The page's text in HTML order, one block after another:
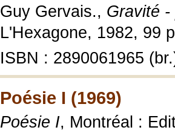
Guy Gervais., Gravité -
L'Hexagone, 1982, 99
ISBN : 2890061965
Poésie I (1969)
Poésie I, Montréal :